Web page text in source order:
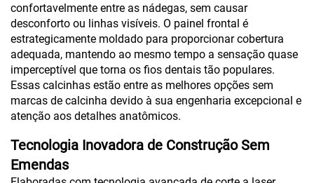
confortavelmente entre as nádegas, sem causar
desconforto ou linhas visíveis. O painel frontal é
estrategicamente moldado para proporcionar cobertura
adequada, mantendo ao mesmo tempo a sensação quase
imperceptível que torna os fios dentais tão populares.
Essas calcinhas estão entre as melhores opções sem
marcas de calcinha devido à sua engenharia excepcional e
atenção aos detalhes anatômicos.
Tecnologia Inovadora de Construção Sem
Emendas